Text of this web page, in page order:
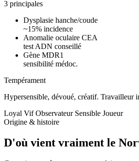
3 principales
Dysplasie hanche/coude
~15% incidence
Anomalie oculaire CEA
test ADN conseillé
Gène MDR1
sensibilité médoc.
Tempérament
Hypersensible, dévoué, créatif. Travailleur
Loyal Vif Observateur Sensible Joueur
Origine & histoire
D'où vient vraiment le